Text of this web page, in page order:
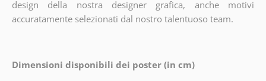
design della nostra designer grafica, anche motivi
accuratamente selezionati dal nostro talentuoso team.
Dimensioni disponibili dei poster (in cm)